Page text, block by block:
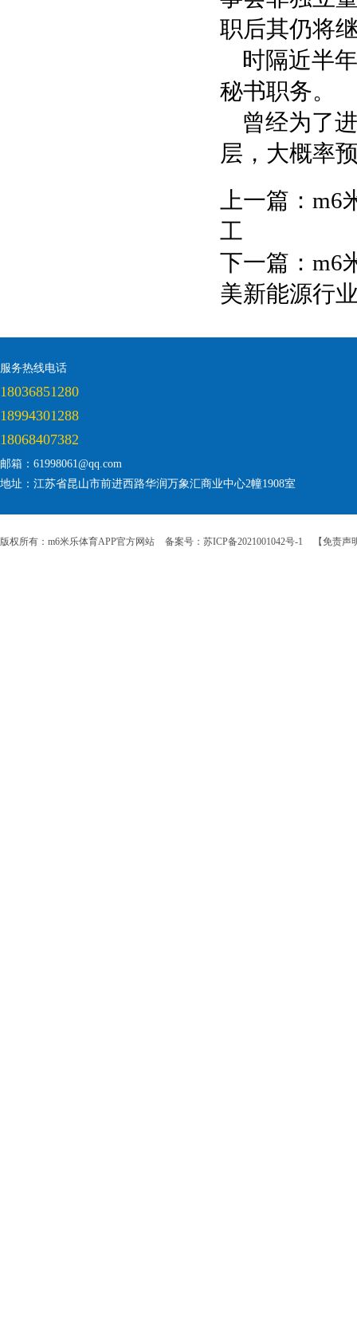
职后其仍将
时隔近半
秘书职务。
曾经为了
层，大概率
上一篇： m6
工
下一篇： m6
美新能源行
服务热线电话
18036851280
18994301288
18068407382
邮箱：61998061@qq.com
地址：江苏省昆山市前进西路华润万象汇商业中心2幢1908室
版权所有：m6米乐体育APP官方网站 备案号：苏ICP备2021001042号-1 【免责声